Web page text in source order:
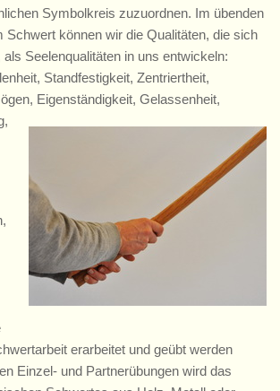
Symbolkreis zuzuordnen. Im übenden
Schwert können wir die Qualitäten, die sich
Seelenqualitäten in uns entwickeln:
Standfestigkeit, Zentriertheit,
Eigenständigkeit, Gelassenheit,
erarbeitet und geübt werden
Einzel- und Partnerübungen wird das